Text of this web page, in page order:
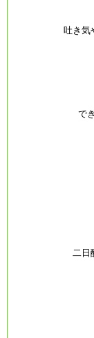
吐き気
で
二日